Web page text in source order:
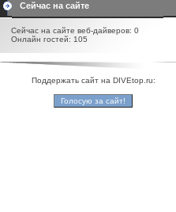
Сейчас на сайте
Сейчас на сайте веб-дайверов: 0
Онлайн гостей: 105
Поддержать сайт на DIVEtop.ru: